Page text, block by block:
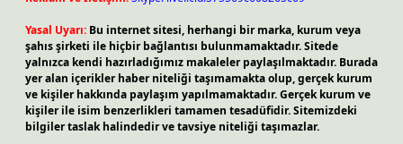
Yasal Uyarı: Bu internet sitesi, herhangi bir marka, kurum veya
şahıs şirketi ile hiçbir bağlantısı bulunmamaktadır. Sitede
yalnızca kendi hazırladığımız makaleler paylaşılmaktadır. Burada
yer alan içerikler haber niteliği taşımamakta olup, gerçek kurum
ve kişiler hakkında paylaşım yapılmamaktadır. Gerçek kurum ve
kişiler ile isim benzerlikleri tamamen tesadüfidir. Sitemizdeki
bilgiler taslak halindedir ve tavsiye niteliği taşımazlar.